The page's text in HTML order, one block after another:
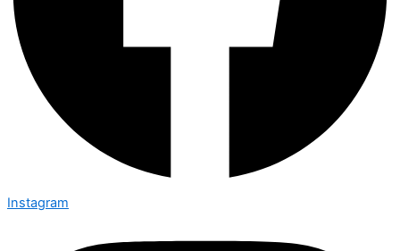
Instagram